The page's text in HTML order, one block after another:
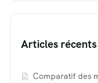
Articles récents
Comparatif des